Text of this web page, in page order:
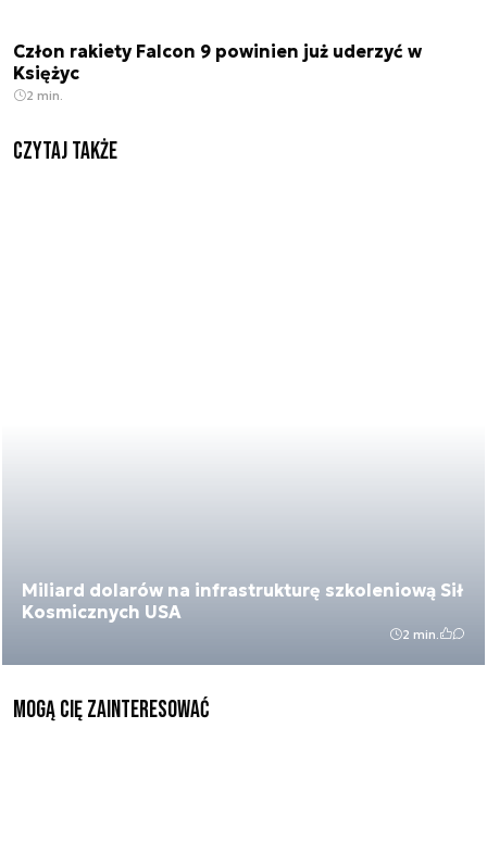
Człon rakiety Falcon 9 powinien już uderzyć w
Księżyc
2 min.
Czytaj także
Miliard dolarów na infrastrukturę szkoleniową Sił
Kosmicznych USA
2 min.
Mogą Cię zainteresować